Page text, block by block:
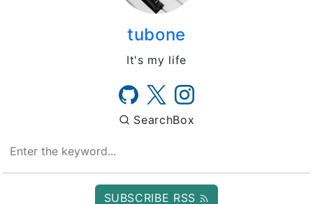
tubone
It's my life
SearchBox
SUBSCRIBE RSS